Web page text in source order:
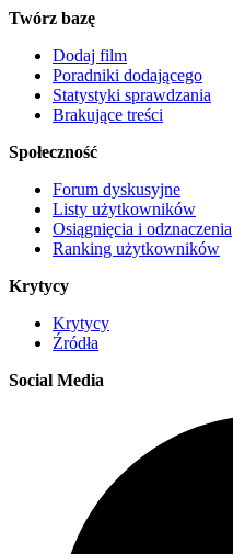
Twórz bazę
Dodaj film
Poradniki dodającego
Statystyki sprawdzania
Brakujące treści
Społeczność
Forum dyskusyjne
Listy użytkowników
Osiągnięcia i odznaczenia
Ranking użytkowników
Krytycy
Krytycy
Źródła
Social Media